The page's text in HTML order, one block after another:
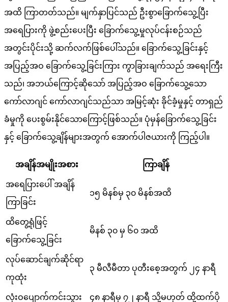
အထိ ကြာတတ်သည်။ မျက်နှာပြင်သည် ဦးစွာခြောက်သွေ့ပြီး
အရေပြားကို ဖွဲ့စည်းပေးပြီး ခြောက်သွေ့မှုလုပ်ငန်းစဉ်သည်
အတွင်းပိုင်းသို့ ဆက်လက်ဖြစ်ပေါ်သည်။ ခြောက်သွေ့ခြင်းနှင့်
အပြည့်အဝ ခြောက်သွေ့ခြင်းကြား ကွာခြားချက်သည် အရေးကြီး
သည်၊ အဘယ်ကြောင့်ဆိုသော် အပြည့်အဝ ခြောက်သွေ့သော
ကော်လာဂျင် ကော်လာဂျင်သည်သာ အမြင့်ဆုံး ခိုင်ခံ့မှုနှင့် တာရှည်
ခံမှုကို ပေးစွမ်းနိုင်သောကြောင့်ဖြစ်သည်။ ပုံမှန်ခြောက်သွေ့ခြင်း
နှင့် ခြောက်သွေ့ချိန်များအတွက် အောက်ပါဇယားကို ကြည့်ပါ။
အချိန်အမျိုးအစား ကြာချိန်
အရေပြားပေါ် အချိန်
ကြာခြင်း
၁၅ မိနစ်မှ ၃၀ မိနစ်အထိ
ထိတွေ့ရုံဖြင့်
ခြောက်သွေ့ခြင်း
မိနစ် ၃၀ မှ ၆၀ အထိ
လုပ်ဆောင်ချက်ဆိုင်ရာ
ကုထုံး
၃ မီလီမီတာ ပုတီးစေ့အတွက် ၂၄ နာရီ
လုံးဝပျောက်ကင်းသွား ၄၈ နာရီမှ ၇၂ နာရီ သို့မဟုတ် ထို့ထက်ပို